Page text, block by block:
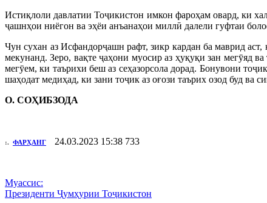
Истиқлоли давлатии Тоҷикистон имкон фароҳам овард, ки
ҷашнҳои ниёгон ва эҳёи анъанаҳои миллӣ далели гуфтаи
Чун сухан аз Исфандорҷашн рафт, зикр кардан ба маврид
мекунанд. Зеро, вақте ҷаҳони муосир аз ҳуқуқи зан мегӯяд
мегӯем, ки таърихи беш аз сеҳазорсола дорад. Бонувони
шаҳодат медиҳад, ки зани тоҷик аз оғози таърих озод буд
О. СОҲИБЗОДА
:. ФАРҲАНГ 24.03.2023 15:38 733
Муассис:
Президенти Ҷумҳурии Тоҷикистон